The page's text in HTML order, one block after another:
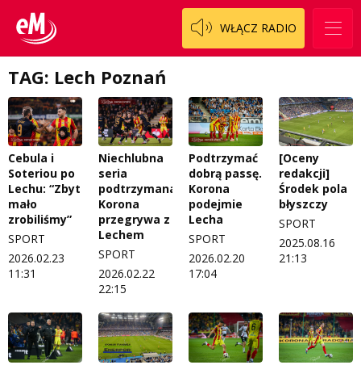
WŁĄCZ RADIO
TAG: Lech Poznań
Cebula i
Soteriou po
Lechu: “Zbyt
mało
zrobiliśmy”
SPORT
2026.02.23
11:31
Niechlubna
seria
podtrzymana.
Korona
przegrywa z
Lechem
SPORT
2026.02.22
22:15
Podtrzymać
dobrą passę.
Korona
podejmie
Lecha
SPORT
2026.02.20
17:04
[Oceny
redakcji]
Środek pola
błyszczy
SPORT
2025.08.16
21:13